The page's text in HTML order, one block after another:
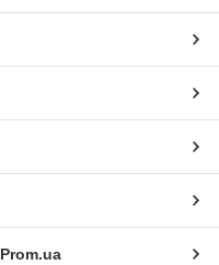
Prom.ua